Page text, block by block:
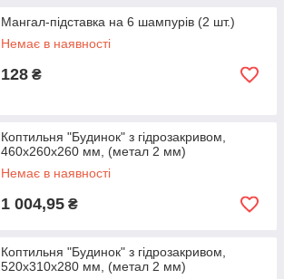
Мангал-підставка на 6 шампурів (2 шт.)
Немає в наявності
128 ₴
Коптильня "Будинок" з гідрозакривом,
460х260х260 мм, (метал 2 мм)
Немає в наявності
1 004,95 ₴
Коптильня "Будинок" з гідрозакривом,
520х310х280 мм, (метал 2 мм)